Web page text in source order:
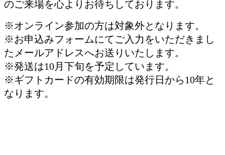
のご来場を心よりお待ちしております。
※オンライン参加の方は対象外となります。
※お申込みフォームにてご入力をいただきまし
たメールアドレスへお送りいたします。
※発送は10月下旬を予定しています。
※ギフトカードの有効期限は発行日から10年と
なります。